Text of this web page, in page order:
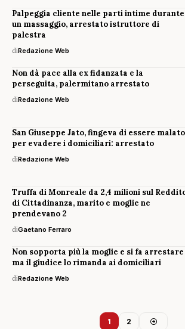
Palpeggia cliente nelle parti intime durante
un massaggio, arrestato istruttore di
palestra
diRedazione Web
Non dà pace alla ex fidanzata e la
perseguita, palermitano arrestato
diRedazione Web
San Giuseppe Jato, fingeva di essere malato
per evadere i domiciliari: arrestato
diRedazione Web
Truffa di Monreale da 2,4 milioni sul
di Cittadinanza, marito e moglie ne
prendevano 2
diGaetano Ferraro
Non sopporta più la moglie e si fa arrestare
ma il giudice lo rimanda ai domiciliari
diRedazione Web
1 2